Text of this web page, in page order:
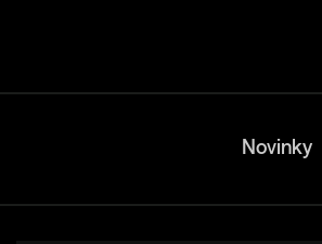
Novinky